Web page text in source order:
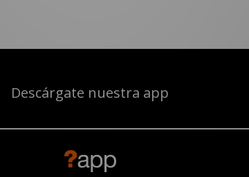
Descárgate nuestra app